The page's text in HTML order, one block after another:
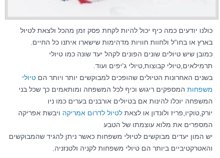
כולנו יודעים כמה כיף יכול להיות לקחת פסק זמן מהכל ולצאת לטיול
בארץ או בחו"ל ולחוות חוויות מדהימות שישארו איתנו כל החיים.
כמובן שיש טיולים שונים הפונים לקהל יעד שונה כמו טיולי
תרמילאים,טיולי קבוצות,טיולי ג'יפים ועוד.
בשנים האחרונות הטיולים שהופכים למבוקשים יותר ויותר הם טיולי
משפחות המספקים ריגוש וכיף לכל המשפחה ומותאמים כך שכל בני
המשפחה יוכלו להינות אם בטיולים אורבנים בערים כמו ניו
יורק,טוקיו,פריז ולונדון או לצאת לטיול לדרום אמריקה ויבשת אפריקה
המספרים את מלוא עוצמתו של הטבע
יש המון יעדים מבוקשים לטיולי משפחות כאשר ניתן להגיד שהמבוקשים
והאטרקטיביים ביותר הם טיולי משפחות לקניה ולטנזניה.